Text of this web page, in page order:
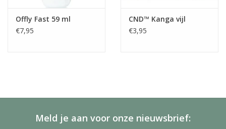
Offly Fast 59 ml
€7,95
CND™ Kanga vijl
€3,95
Meld je aan voor onze nieuwsbrief: